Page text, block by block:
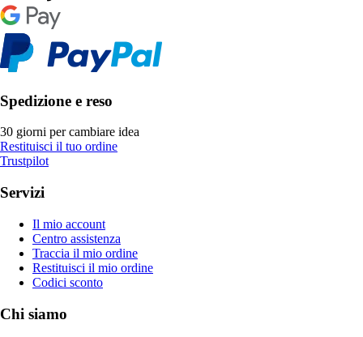
Spedizione e reso
30 giorni per cambiare idea
Restituisci il tuo ordine
Trustpilot
Servizi
Il mio account
Centro assistenza
Traccia il mio ordine
Restituisci il mio ordine
Codici sconto
Chi siamo